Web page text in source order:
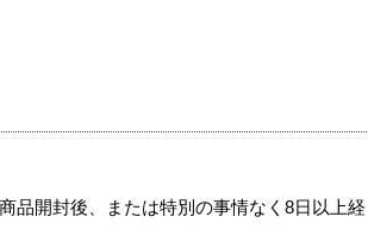
品開封後、または特別の事情なく8日以上経